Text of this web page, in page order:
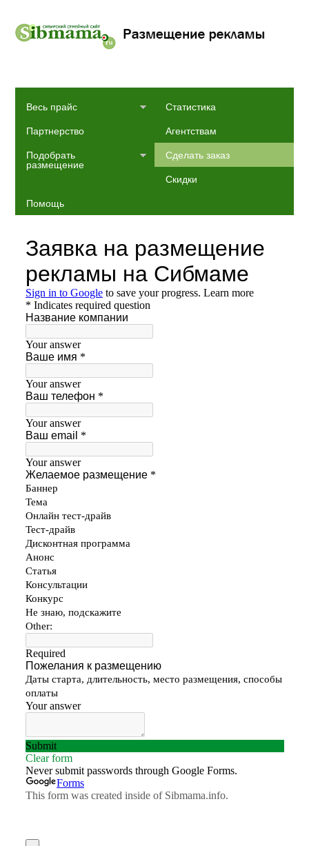
Весь прайс Статистика
Партнерство Агентствам
Подобрать
размещение
Сделать заказ
Скидки
Помощь